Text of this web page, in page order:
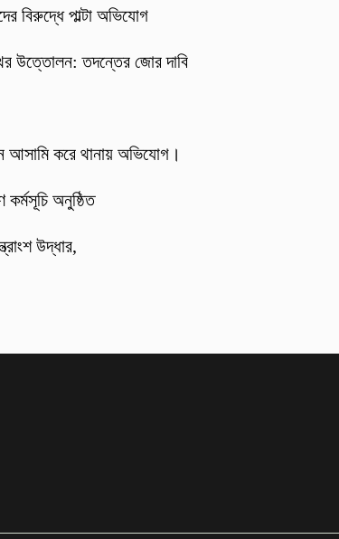
বিরুদ্ধে পাল্টা অভিযোগ
উত্তোলন: তদন্তের জোর দাবি
আসামি করে থানায় অভিযোগ।
কর্মসূচি অনুষ্ঠিত
উদ্ধার,